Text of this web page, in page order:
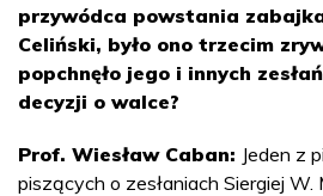
przywódca powstania
Celiński, było ono trzecim
popchnęło jego i innych
decyzji o walce?
Prof. Wiesław Caban: Jeden z
piszących o zesłaniach Siergiej W.